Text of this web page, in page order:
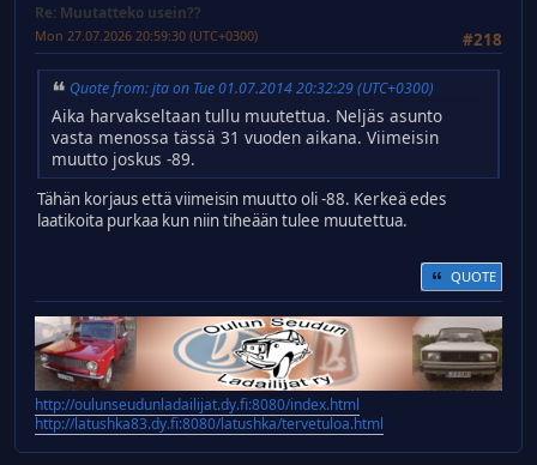
Re: Muutatteko usein??
#218
Mon 27.07.2026 20:59:30 (UTC+0300)
Quote from: jta on Tue 01.07.2014 20:32:29 (UTC+0300)
Aika harvakseltaan tullu muutettua. Neljäs asunto
vasta menossa tässä 31 vuoden aikana. Viimeisin
muutto joskus -89.
Tähän korjaus että viimeisin muutto oli -88. Kerkeä edes
laatikoita purkaa kun niin tiheään tulee muutettua.
QUOTE
http://oulunseudunladailijat.dy.fi:8080/index.html
http://latushka83.dy.fi:8080/latushka/tervetuloa.html